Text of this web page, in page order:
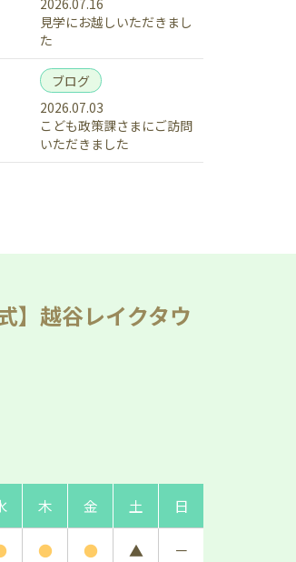
2026.07.16
見学にお越しいただきまし
た
ブログ
2026.07.03
こども政策課さまにご訪問
いただきました
】越谷レイクタウ
木 金 土 日
● ● ▲ －